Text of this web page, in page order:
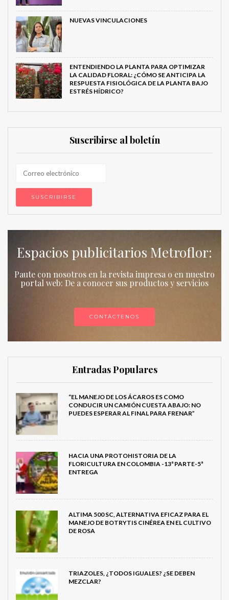
NUEVAS VINCULACIONES
ENTENDIENDO LA PLANTA PARA OPTIMIZAR
LA CALIDAD FLORAL: ¿CÓMO SE ANTICIPA LA
RESPUESTA FISIOLÓGICA DE LA PLANTA BAJO
ESTRÉS HÍDRICO?
Suscribirse al boletín
Espacios publicitarios Metroflor:
Paute con nosotros en la revista impresa o en nuestro
portal web: De a conocer sus productos y servicios
CONTÁCTENOS
Entradas Populares
“EL MANEJO DE LOS ÁCAROS ES COMO
CONDUCIR UN CAMIÓN CUESTA ABAJO: NO
PUEDES ESPERAR AL FINAL PARA FRENAR”
HACIA UNA PROTOHISTORIA DE LA
FLORICULTURA EN COLOMBIA -13ª PARTE-5ª
ENTREGA
ALTIMA 500 SC, ALTERNATIVA EFICAZ PARA EL
MANEJO DE BOTRYTIS CINÉREA EN EL CULTIVO
DE ROSA
TRIAZOLES, ¿TODOS IGUALES? ¿SE DEBEN
MEZCLAR?